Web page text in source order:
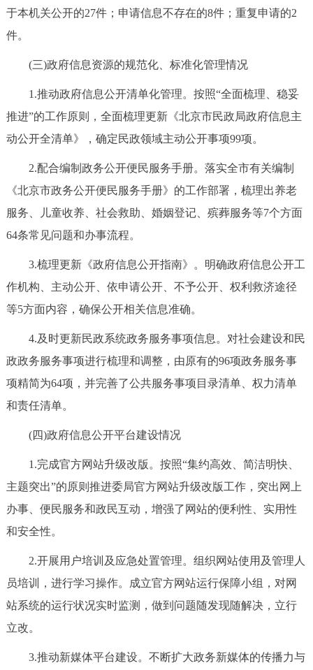
于本机关公开的27件；申请信息不存在的8件；重复申请的2
件。
(三)政府信息资源的规范化、标准化管理情况
1.推动政府信息公开清单化管理。按照“全面梳理、稳妥
推进”的工作原则，全面梳理更新《北京市民政局政府信息主
动公开全清单》，确定民政领域主动公开事项99项。
2.配合编制政务公开便民服务手册。落实全市有关编制
《北京市政务公开便民服务手册》的工作部署，梳理出养老
服务、儿童收养、社会救助、婚姻登记、殡葬服务等7个方面
64条常见问题和办事流程。
3.梳理更新《政府信息公开指南》。明确政府信息公开工
作机构、主动公开、依申请公开、不予公开、权利救济途径
等5方面内容，确保公开相关信息准确。
4.及时更新民政系统政务服务事项信息。对社会建设和民
政政务服务事项进行梳理和调整，由原有的96项政务服务事
项精简为64项，并完善了公共服务事项目录清单、权力清单
和责任清单。
(四)政府信息公开平台建设情况
1.完成官方网站升级改版。按照“集约高效、简洁明快、
主题突出”的原则推进委局官方网站升级改版工作，突出网上
办事、便民服务和政民互动，增强了网站的便利性、实用性
和安全性。
2.开展用户培训及应急处置管理。组织网站使用及管理人
员培训，进行学习操作。成立官方网站运行保障小组，对网
站系统的运行状况实时监测，做到问题随发现随解决，立行
立改。
3.推动新媒体平台建设。不断扩大政务新媒体的传播力与